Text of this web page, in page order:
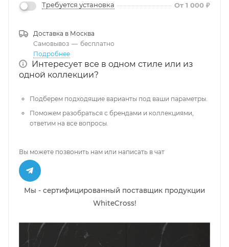
Требуется установка От 1 000 ₽
Доставка в Москва
Самовывоз — бесплатно
Подробнее
Интересует все в одном стиле или из
одной коллекции?
Подберем подходящие варианты под ваши параметры.
Поможем разобраться с брендами и коллекциями,
ответим на все вопросы.
Вы можете позвонить нам или написать в чат
Мы - сертифицированный поставщик продукции
WhiteCross!